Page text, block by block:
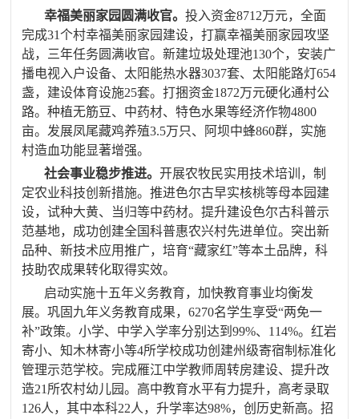
幸福美丽家园圆满收官。投入资金8712万元，全面
完成31个村幸福美丽家园建设，打赢幸福美丽家园攻坚
战，三年任务圆满收官。新建垃圾处理池130个，安装广
播电视入户设备、太阳能热水器3037套、太阳能路灯654
盏，建设体育设施25套。打捆资金1872万元硬化通村公
路。种植无筋豆、 中药材、特色水果等经济作物4800
亩。 发展凤尾藏鸡养殖3.5万只、阿坝中蜂860群，实施
村造血功能显著增强。
社会事业稳步推进。开展农牧民实用技术培训，制
定农业科技创新措施。推进色尔古早实核桃等母本园建
设，试种大黄、当归等中药材。提升建设色尔古科普示
范基地，成功创建全国科普惠农兴村先进单位。突出新
品种、新技术应用推广，培育“藏家红”等本土品牌，科
技助农成果转化取得实效。
启动实施十五年义务教育，加快教育事业均衡发
展。巩固九年义务教育成果，6270名学生享受“两免一
补”政策。小学、中学入学率分别达到99%、 114%。红岩
寄小、知木林寄小等4所学校成功创建州级寄宿制标准化
管理示范学校。完成雁江中学教师周转房建设、提升改
造21 所农村幼儿园。高中教育水平有力提升，高考录取
126人，其中本科22人，升学率达98%，创历史新高。招